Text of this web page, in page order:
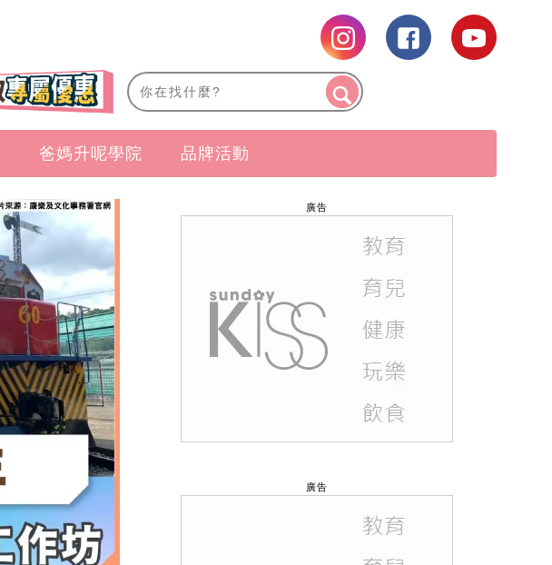
爸媽升呢學院 品牌活動
廣告
廣告